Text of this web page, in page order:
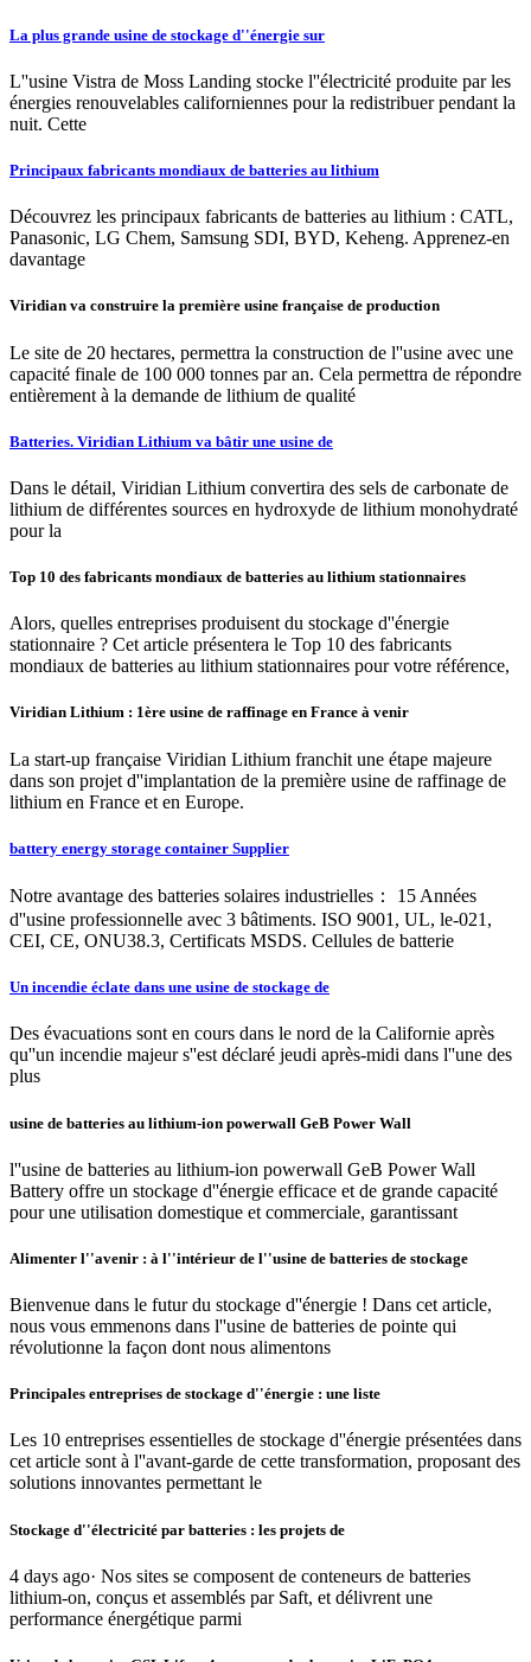
La plus grande usine de stockage d''énergie sur
L''usine Vistra de Moss Landing stocke l''électricité produite par les
énergies renouvelables californiennes pour la redistribuer pendant la
nuit. Cette
Principaux fabricants mondiaux de batteries au lithium
Découvrez les principaux fabricants de batteries au lithium : CATL,
Panasonic, LG Chem, Samsung SDI, BYD, Keheng. Apprenez-en
davantage
Viridian va construire la première usine française de production
Le site de 20 hectares, permettra la construction de l''usine avec une
capacité finale de 100 000 tonnes par an. Cela permettra de répondre
entièrement à la demande de lithium de qualité
Batteries. Viridian Lithium va bâtir une usine de
Dans le détail, Viridian Lithium convertira des sels de carbonate de
lithium de différentes sources en hydroxyde de lithium monohydraté
pour la
Top 10 des fabricants mondiaux de batteries au lithium stationnaires
Alors, quelles entreprises produisent du stockage d''énergie
stationnaire ? Cet article présentera le Top 10 des fabricants
mondiaux de batteries au lithium stationnaires pour votre référence,
Viridian Lithium : 1ère usine de raffinage en France à venir
La start-up française Viridian Lithium franchit une étape majeure
dans son projet d''implantation de la première usine de raffinage de
lithium en France et en Europe.
battery energy storage container Supplier
Notre avantage des batteries solaires industrielles： 15 Années
d''usine professionnelle avec 3 bâtiments. ISO 9001, UL, le-021,
CEI, CE, ONU38.3, Certificats MSDS. Cellules de batterie
Un incendie éclate dans une usine de stockage de
Des évacuations sont en cours dans le nord de la Californie après
qu''un incendie majeur s''est déclaré jeudi après-midi dans l''une des
plus
usine de batteries au lithium-ion powerwall GeB Power Wall
l''usine de batteries au lithium-ion powerwall GeB Power Wall
Battery offre un stockage d''énergie efficace et de grande capacité
pour une utilisation domestique et commerciale, garantissant
Alimenter l''avenir : à l''intérieur de l''usine de batteries de stockage
Bienvenue dans le futur du stockage d''énergie ! Dans cet article,
nous vous emmenons dans l''usine de batteries de pointe qui
révolutionne la façon dont nous alimentons
Principales entreprises de stockage d''énergie : une liste
Les 10 entreprises essentielles de stockage d''énergie présentées dans
cet article sont à l''avant-garde de cette transformation, proposant des
solutions innovantes permettant le
Stockage d''électricité par batteries : les projets de
4 days ago· Nos sites se composent de conteneurs de batteries
lithium-on, conçus et assemblés par Saft, et délivrent une
performance énergétique parmi